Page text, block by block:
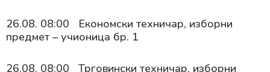
26.08. 08:00 Економски техничар, изборни
предмет – учионица бр. 1
26.08. 08:00 Трговински техничар, изборни